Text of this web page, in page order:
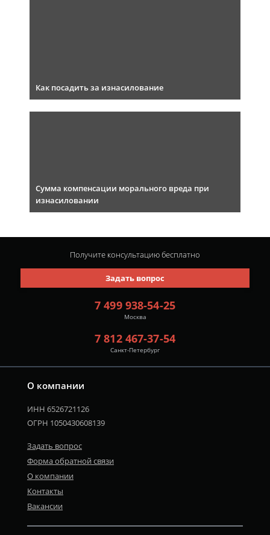
Как посадить за изнасилование
Сумма компенсации морального вреда при
изнасиловании
О компании
ИНН 6526721126
ОГРН 1050430608139
Задать вопрос
Форма обратной связи
О компании
Контакты
Вакансии
7 499 938-54-25
Москва
7 812 467-37-54
Санкт-Петербург
Задать вопрос
Получите консультациюбесплатно